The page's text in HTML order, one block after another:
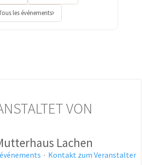
les événements
VON
Lachen
· Kontakt zum Veranstalter